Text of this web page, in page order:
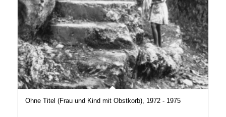
Ohne Titel (Frau und Kind mit Obstkorb), 1972 - 1975